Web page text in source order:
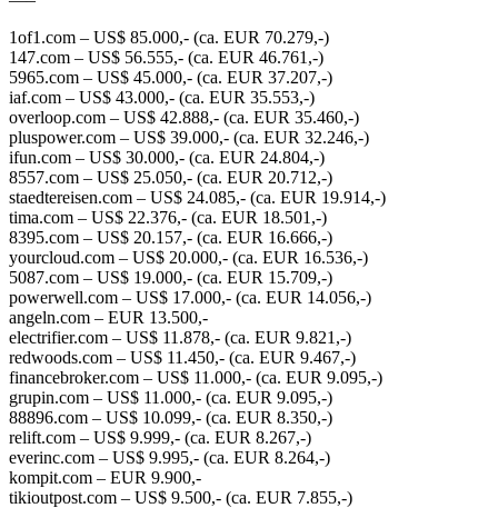
1of1.com​ – US$ 85.000,- (ca. EUR 70.279,-)
147.com​ – US$ 56.555​,- (ca. EUR 46.761,-)
5965.com​ – US$ 45.000​,- (ca. EUR 37.207,-)
iaf.com​ – US$ 43.000​,- (ca. EUR 35.553,-)
overloop.com​ – US$ 42.888,- (ca. EUR 35.460,-)
pluspower.com​ – US$ 39.000,- (ca. EUR 32.246,-)
ifun.com​ – US$ 30.000,- (ca. EUR 24.804,-)
8557.com​ – US$ 25.050​,- (ca. EUR 20.712,-)
staedtereisen.com​ – US$ 24.085​,- (ca. EUR 19.914,-)
tima.com​ – US$ 22.376​,- (ca. EUR 18.501,-)
8395.com​ – US$ 20.157​,- (ca. EUR 16.666,-)
yourcloud.com​ – US$ 20.000,- (ca. EUR 16.536,-)
5087.com​ – US$ 19.000​,- (ca. EUR 15.709,-)
powerwell.com​ – US$ 17.000​,- (ca. EUR 14.056,-)
angeln.com​ – EUR 13.500,-
electrifier.com​ – US$ 11.878,- (ca. EUR 9.821,-)
redwoods.com​ – US$ 11.450​,- (ca. EUR 9.467,-)
financebroker.com​ – US$ 11.000,- (ca. EUR 9.095,-)
grupin.com​ – US$ 11.000,- (ca. EUR 9.095,-)
88896.com​ – US$ 10.099​,- (ca. EUR 8.350,-)
relift.com​ – US$ 9.999,- (ca. EUR 8.267,-)
everinc.com​ – US$ 9.995,- (ca. EUR 8.264,-)
kompit.com​ – EUR 9.900,-
tikioutpost.com​ – US$ 9.500​,- (ca. EUR 7.855,-)